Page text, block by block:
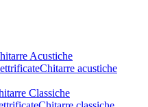
Acustiche
Chitarre acustiche
Classiche